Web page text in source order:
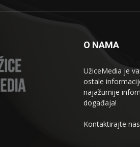
O NAMA
UžiceMedia je
ostale
najažurnije
događaja!
Kontaktirajte